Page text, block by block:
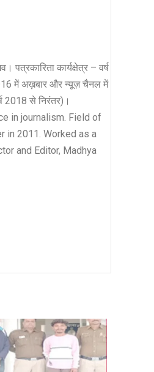
पत्रकारिता कार्यक्षेत्र – वर्ष
में अख़बार और न्यूज़ चैनल में
2018 से निरंतर)।
in journalism. Field of
in 2011. Worked as a
and Editor, Madhya